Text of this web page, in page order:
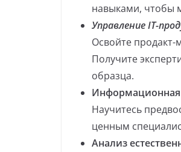
навыками, чтобы
Управление IT-
Освойте
Получите
образца.
Научитесь
ценным
Анализ